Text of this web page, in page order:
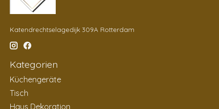
Katendrechtselagedijk 309A Rotterdam
Kategorien
Küchengeräte
Tisch
Haus Dekoration